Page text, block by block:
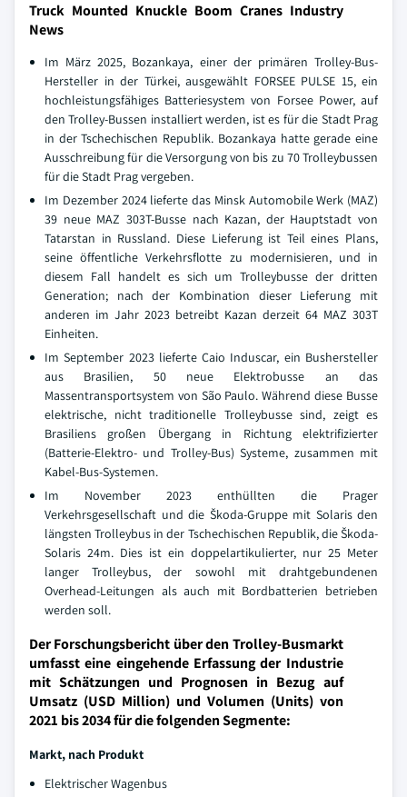
Truck Mounted Knuckle Boom Cranes Industry
News
Im März 2025, Bozankaya, einer der primären Trolley-Bus-
Hersteller in der Türkei, ausgewählt FORSEE PULSE 15, ein
hochleistungsfähiges Batteriesystem von Forsee Power, auf
den Trolley-Bussen installiert werden, ist es für die Stadt Prag
in der Tschechischen Republik. Bozankaya hatte gerade eine
Ausschreibung für die Versorgung von bis zu 70 Trolleybussen
für die Stadt Prag vergeben.
Im Dezember 2024 lieferte das Minsk Automobile Werk (MAZ)
39 neue MAZ 303T-Busse nach Kazan, der Hauptstadt von
Tatarstan in Russland. Diese Lieferung ist Teil eines Plans,
seine öffentliche Verkehrsflotte zu modernisieren, und in
diesem Fall handelt es sich um Trolleybusse der dritten
Generation; nach der Kombination dieser Lieferung mit
anderen im Jahr 2023 betreibt Kazan derzeit 64 MAZ 303T
Einheiten.
Im September 2023 lieferte Caio Induscar, ein Bushersteller
aus Brasilien, 50 neue Elektrobusse an das
Massentransportsystem von São Paulo. Während diese Busse
elektrische, nicht traditionelle Trolleybusse sind, zeigt es
Brasiliens großen Übergang in Richtung elektrifizierter
(Batterie-Elektro- und Trolley-Bus) Systeme, zusammen mit
Kabel-Bus-Systemen.
Im November 2023 enthüllten die Prager
Verkehrsgesellschaft und die Škoda-Gruppe mit Solaris den
längsten Trolleybus in der Tschechischen Republik, die Škoda-
Solaris 24m. Dies ist ein doppelartikulierter, nur 25 Meter
langer Trolleybus, der sowohl mit drahtgebundenen
Overhead-Leitungen als auch mit Bordbatterien betrieben
werden soll.
Der Forschungsbericht über den Trolley-Busmarkt
umfasst eine eingehende Erfassung der Industrie
mit Schätzungen und Prognosen in Bezug auf
Umsatz (USD Million) und Volumen (Units) von
2021 bis 2034 für die folgenden Segmente:
Markt, nach Produkt
Elektrischer Wagenbus